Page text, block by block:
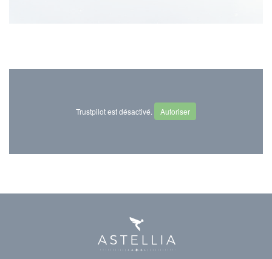
Trustpilot est désactivé. Autoriser